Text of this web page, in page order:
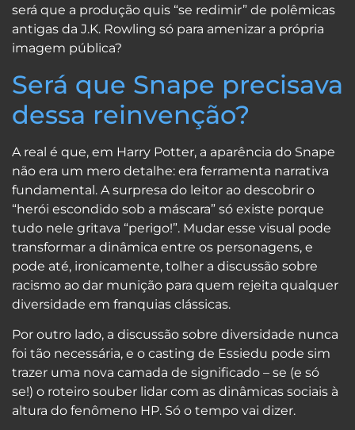
será que a produção quis “se redimir” de polêmicas
antigas da J.K. Rowling só para amenizar a própria
imagem pública?
Será que Snape precisava
dessa reinvenção?
A real é que, em Harry Potter, a aparência do Snape
não era um mero detalhe: era ferramenta narrativa
fundamental. A surpresa do leitor ao descobrir o
“herói escondido sob a máscara” só existe porque
tudo nele gritava “perigo!”. Mudar esse visual pode
transformar a dinâmica entre os personagens, e
pode até, ironicamente, tolher a discussão sobre
racismo ao dar munição para quem rejeita qualquer
diversidade em franquias clássicas.
Por outro lado, a discussão sobre diversidade nunca
foi tão necessária, e o casting de Essiedu pode sim
trazer uma nova camada de significado – se (e só
se!) o roteiro souber lidar com as dinâmicas sociais à
altura do fenômeno HP. Só o tempo vai dizer.